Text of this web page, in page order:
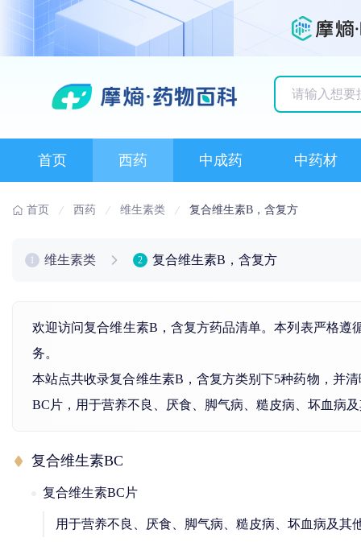
首页 西药 中成药 中药材
首页 西药 维生素类 复合维生素B，含复方
维生素类 2 复合维生素B，含复方
欢迎访问复合维生素B，含复方药品清单。本列表严格
务。
本站点共收录复合维生素B，含复方类别下5种药物，并
BC片，用于营养不良、厌食、脚气病、糙皮病、坏血病
复合维生素BC
复合维生素BC片
用于营养不良、厌食、脚气病、糙皮病、坏血病及其